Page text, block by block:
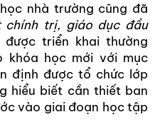
nhà trường cũng đã
chính trị, giáo dục đầu
triển khai thường
khóa học mới với mục
định được tổ chức lớp
hiểu biết cần thiết ban
vào giai đoạn học tập